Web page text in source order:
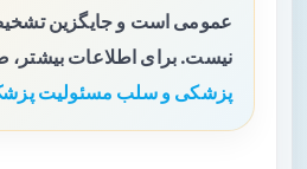
عمومی است و جایگزین
نیست. برای اطلاعات بیشتر،
پزشکی و سلب مسئولیت